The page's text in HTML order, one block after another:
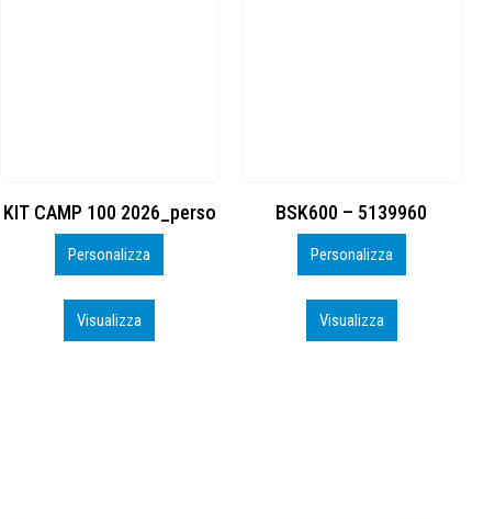
BSK600 – 5139960
Personalizza
Visualizza
DTF
Personalizza
Visualizza